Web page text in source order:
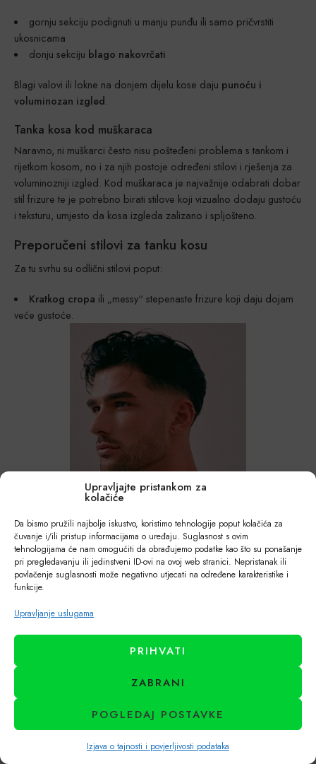
Upravljajte pristankom za
kolačiće
Da bismo pružili najbolje iskustvo, koristimo tehnologije poput kolačića za
čuvanje i/ili pristup informacijama o uređaju. Suglasnost s ovim
tehnologijama će nam omogućiti da obrađujemo podatke kao što su ponašanje
pri pregledavanju ili jedinstveni ID-ovi na ovoj web stranici. Nepristanak ili
povlačenje suglasnosti može negativno utjecati na određene karakteristike i
funkcije.
Upravljanje uslugama
PRIHVATI
ZABRANI
POGLEDAJ POSTAVKE
Izjava o tajnosti i povjerljivosti podataka
gornju sekciju podignuti u manju punđu ili samo pričvrstiti
ukosnicama
donju sekciju blago nakovrčati
Blagi valovi ili lokne na donjem dijelu kose daju punoću i
voluminozan izgled.
Tanka kosa kod muškaraca
Naravno, ni muškarci često nisu pošteđeni problema s tankom i
rijetkom kosom, no i za njih postoje određeni stilovi i rješenja za
voluminozniji izgled. Kod muškaraca je najvažnije odabrati dobar
stil frizure te je potrebno birati stilove koji vizualno dodaju gustoću
i teksturu, umjesto da kosa izgleda zalizano i spljošteno.
Preporučeni stilovi za tanku kosu
Za tu svrhu su odlični stilovi poput:
Kratkog cropa ili „messy“ stepenaste frizure koji daju dojam
veće gustoće.
Buzz cut je ultra kratka frizura koja skriva prorijeđena mjesta te
je također dobro rješenje.
Filteri Kategorije